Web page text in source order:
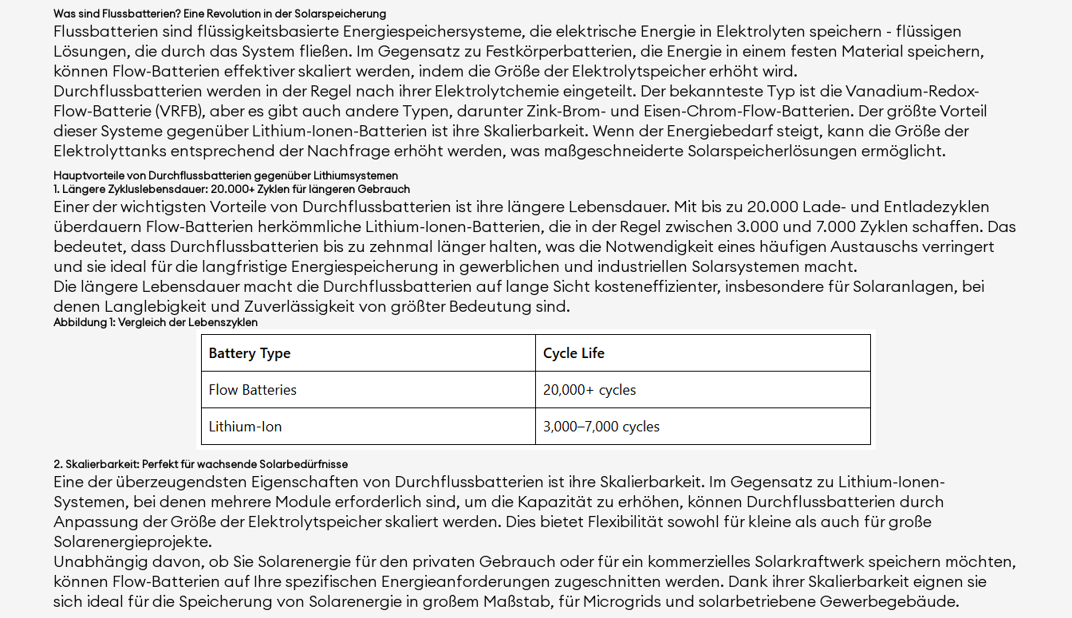
Was sind Flussbatterien? Eine Revolution in der Solarspeicherung
Flussbatterien sind flüssigkeitsbasierte Energiespeichersysteme, die elektrische Energie in Elektrolyten speichern - flüssigen
Lösungen, die durch das System fließen. Im Gegensatz zu Festkörperbatterien, die Energie in einem festen Material speichern,
können Flow-Batterien effektiver skaliert werden, indem die Größe der Elektrolytspeicher erhöht wird.
Durchflussbatterien werden in der Regel nach ihrer Elektrolytchemie eingeteilt. Der bekannteste Typ ist die Vanadium-Redox-
Flow-Batterie (VRFB), aber es gibt auch andere Typen, darunter Zink-Brom- und Eisen-Chrom-Flow-Batterien. Der größte Vorteil
dieser Systeme gegenüber Lithium-Ionen-Batterien ist ihre Skalierbarkeit. Wenn der Energiebedarf steigt, kann die Größe der
Elektrolyttanks entsprechend der Nachfrage erhöht werden, was maßgeschneiderte Solarspeicherlösungen ermöglicht.
Hauptvorteile von Durchflussbatterien gegenüber Lithiumsystemen
1. Längere Zykluslebensdauer: 20.000+ Zyklen für längeren Gebrauch
Einer der wichtigsten Vorteile von Durchflussbatterien ist ihre längere Lebensdauer. Mit bis zu 20.000 Lade- und Entladezyklen
überdauern Flow-Batterien herkömmliche Lithium-Ionen-Batterien, die in der Regel zwischen 3.000 und 7.000 Zyklen schaffen. Das
bedeutet, dass Durchflussbatterien bis zu zehnmal länger halten, was die Notwendigkeit eines häufigen Austauschs verringert
und sie ideal für die langfristige Energiespeicherung in gewerblichen und industriellen Solarsystemen macht.
Die längere Lebensdauer macht die Durchflussbatterien auf lange Sicht kosteneffizienter, insbesondere für Solaranlagen, bei
denen Langlebigkeit und Zuverlässigkeit von größter Bedeutung sind.
Abbildung 1: Vergleich der Lebenszyklen
2. Skalierbarkeit: Perfekt für wachsende Solarbedürfnisse
Eine der überzeugendsten Eigenschaften von Durchflussbatterien ist ihre Skalierbarkeit. Im Gegensatz zu Lithium-Ionen-
Systemen, bei denen mehrere Module erforderlich sind, um die Kapazität zu erhöhen, können Durchflussbatterien durch
Anpassung der Größe der Elektrolytspeicher skaliert werden. Dies bietet Flexibilität sowohl für kleine als auch für große
Solarenergieprojekte.
Unabhängig davon, ob Sie Solarenergie für den privaten Gebrauch oder für ein kommerzielles Solarkraftwerk speichern möchten,
können Flow-Batterien auf Ihre spezifischen Energieanforderungen zugeschnitten werden. Dank ihrer Skalierbarkeit eignen sie
sich ideal für die Speicherung von Solarenergie in großem Maßstab, für Microgrids und solarbetriebene Gewerbegebäude.